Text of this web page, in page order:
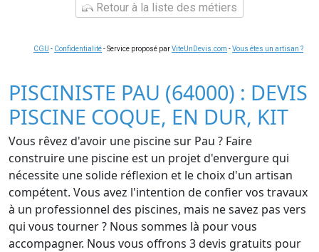
Retour à la liste des métiers
CGU - Confidentialité- Service proposé parViteUnDevis.com -Vous êtes un artisan ?
PISCINISTE PAU (64000) : DEVIS
PISCINE COQUE, EN DUR, KIT
Vous rêvez d'avoir une piscine sur Pau ? Faire
construire une piscine est un projet d'envergure qui
nécessite une solide réflexion et le choix d'un artisan
compétent. Vous avez l'intention de confier vos travaux
à un professionnel des piscines, mais ne savez pas vers
qui vous tourner ? Nous sommes là pour vous
accompagner. Nous vous offrons 3 devis gratuits pour